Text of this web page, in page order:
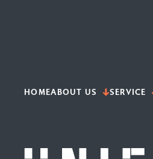
HOMEABOUT US SERVICE